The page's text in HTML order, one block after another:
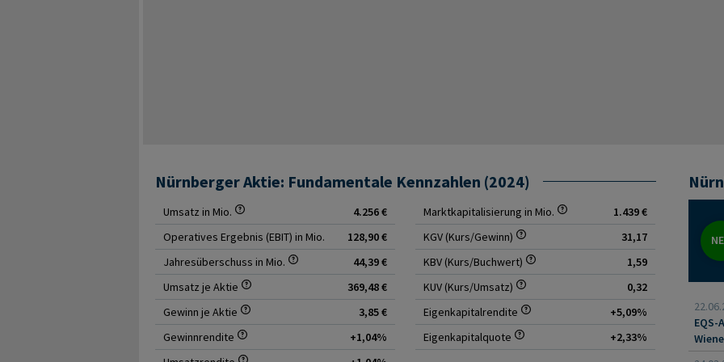
verlassen.
Nürnberger Aktie: Fundamentale Kennzahlen (2024)
Umsatz in Mio.
4.256 €
Operatives Ergebnis (EBIT) in Mio.
128,90 €
Jahresüberschuss in Mio.
44,39 €
Umsatz je Aktie
369,48 €
Gewinn je Aktie
3,85 €
Gewinnrendite
+1,04%
Marktkapitalisierung in Mio.
1.439 €
KGV (Kurs/Gewinn)
31,17
KBV (Kurs/Buchwert)
1,59
KUV (Kurs/Umsatz)
0,32
Eigenkapitalrendite
+5,09%
Eigenkapitalquote
+2,33%
EQS-